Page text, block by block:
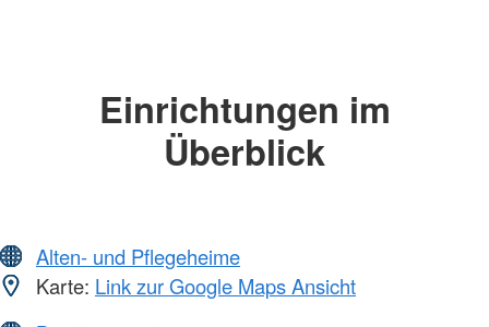
Einrichtungen im
Überblick
Alten- und Pflegeheime
Karte: Link zur Google Maps Ansicht